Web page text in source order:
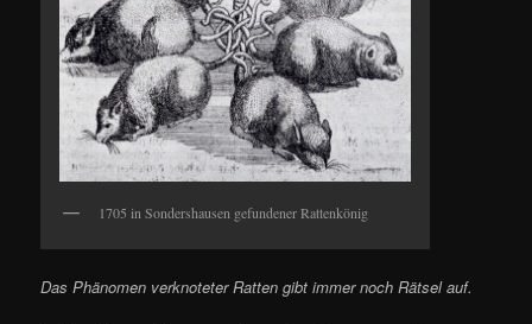
1705 in Sondershausen gefundener Rattenkönig
Das Phänomen verknoteter Ratten gibt immer noch Rätsel auf.